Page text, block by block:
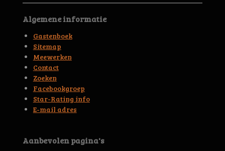
g
2
e
r
e e
m
Algemene informatie
Gastenboek
Sitemap
Meewerken
Contact
Zoeken
Facebookgroep
Star-Rating info
E-mail adres
Aanbevolen pagina's